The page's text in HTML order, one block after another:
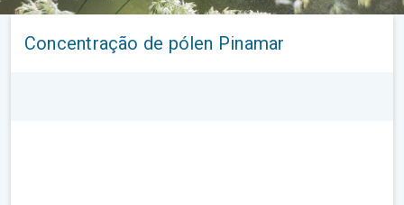
Concentração de pólen Pinamar